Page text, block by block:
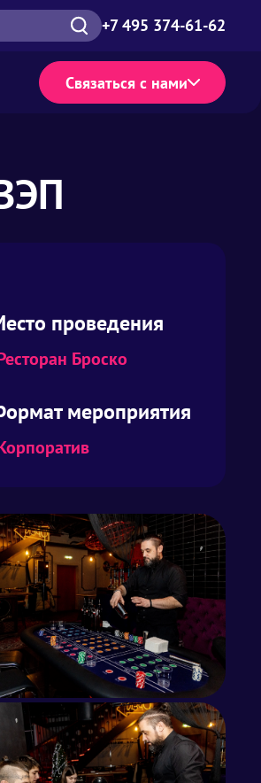
+7 495 374-61-62
Связаться с нами
проведения
Броско
мероприятия